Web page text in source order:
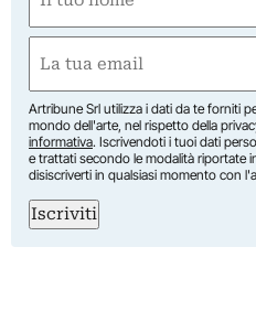
(Required)
First
(Required)
Artribune Srl utilizza i dati da te forniti
mondo dell'arte, nel rispetto della
informativa. Iscrivendoti i tuoi dati
e trattati secondo le modalità riportate
disiscriverti in qualsiasi momento con
Iscriviti